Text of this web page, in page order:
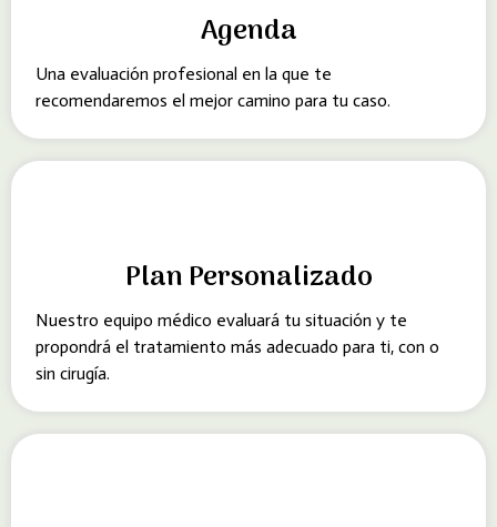
Agenda
Una evaluación profesional en la que te
recomendaremos el mejor camino para tu caso.
Plan Personalizado
Nuestro equipo médico evaluará tu situación y te
propondrá el tratamiento más adecuado para ti, con o
sin cirugía.